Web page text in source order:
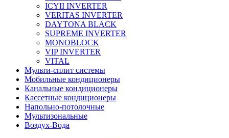
ICYII INVERTER
VERITAS INVERTER
DAYTONA BLACK
SUPREME INVERTER
MONOBLOCK
VIP INVERTER
VITAL
Мульти-сплит системы
Мобильные кондиционеры
Канальные кондиционеры
Кассетные кондиционеры
Напольно-потолочные
Мультизональные
Воздух-Вода